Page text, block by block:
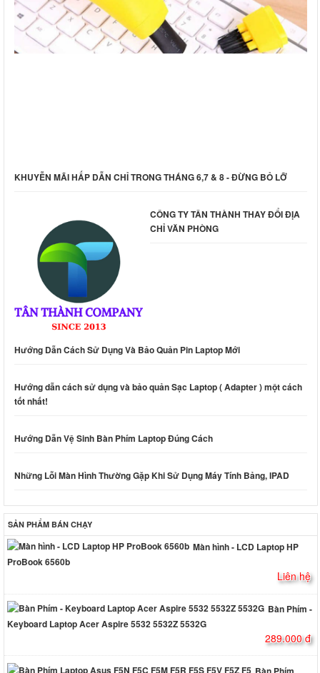
KHUYỄN MÃI HẤP DẪN CHỈ TRONG THÁNG 6,7 & 8 - ĐỪNG BỎ LỠ
CÔNG TY TÂN THÀNH THAY ĐỔI ĐỊA
CHỈ VĂN PHÒNG
Hướng Dẫn Cách Sử Dụng Và Bảo Quản Pin Laptop Mới
Hướng dẫn cách sử dụng và bảo quản Sạc Laptop ( Adapter ) một cách
tốt nhất!
Hướng Dẫn Vệ Sinh Bàn Phím Laptop Đúng Cách
Những Lỗi Màn Hình Thường Gặp Khi Sử Dụng Máy Tính Bảng, IPAD
SẢN PHẨM BÁN CHẠY
Màn hình - LCD Laptop HP
ProBook 6560b
Liên hệ
Bàn Phím -
Keyboard Laptop Acer Aspire 5532 5532Z 5532G
289.000 đ